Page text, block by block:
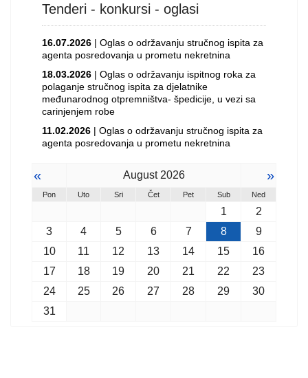
Tenderi - konkursi - oglasi
16.07.2026 | Oglas o održavanju stručnog ispita za
agenta posredovanja u prometu nekretnina
18.03.2026 | Oglas o održavanju ispitnog roka za
polaganje stručnog ispita za djelatnike
međunarodnog otpremništva- špedicije, u vezi sa
carinjenjem robe
11.02.2026 | Oglas o održavanju stručnog ispita za
agenta posredovanja u prometu nekretnina
« August 2026 »
Pon Uto Sri Čet Pet Sub Ned
1
2
3
4 5 6 7 8
9
10
11 12 13 14 15
16
17
18 19 20 21 22
23
24
25 26 27 28 29
30
31